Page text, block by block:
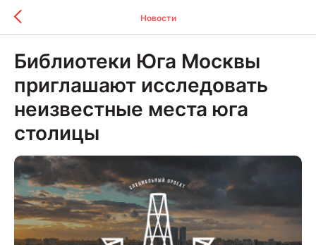
Новости
Библиотеки Юга Москвы
приглашают исследовать
неизвестные места юга
столицы